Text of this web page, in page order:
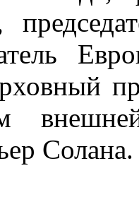
Солана.